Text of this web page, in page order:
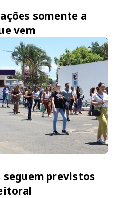
somente a
vem
seguem previstos